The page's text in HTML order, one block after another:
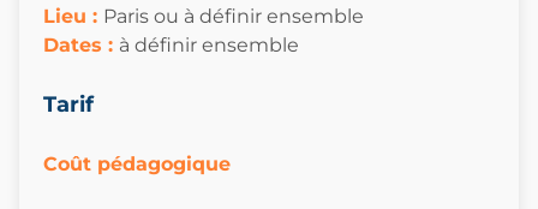
Lieu : Paris ou à définir ensemble
Dates : à définir ensemble
Tarif
Coût pédagogique